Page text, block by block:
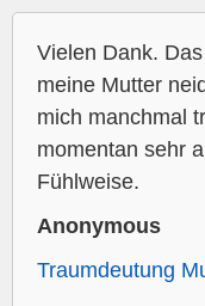
Vielen Dank.
meine Mutter
mich manchmal
momentan sehr
Fühlweise.
Anonymous
Traumdeutung